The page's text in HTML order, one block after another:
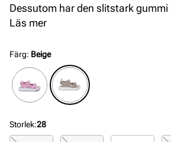
Dessutom har den slitstark gummi
Ovandelen i syntet och textil med
Läs mer
Färg: Beige
Storlek:28